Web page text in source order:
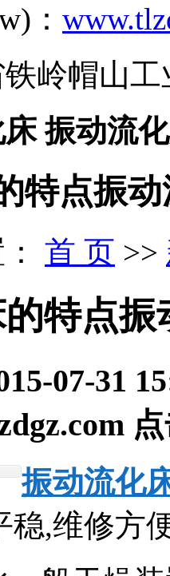
：
岭帽山工
振动流
特点振
首 页 >>
特点
07-31
振动流化
稳,维修方